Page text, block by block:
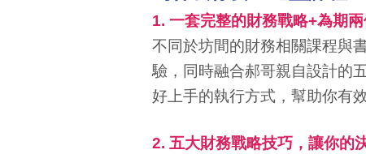
1. 一套完整的財務戰略+為期
不同於坊間的財務相關課程與
驗，同時融合郝哥親自設計的
好上手的執行方式，幫助你有
2. 五大財務戰略技巧，讓你的